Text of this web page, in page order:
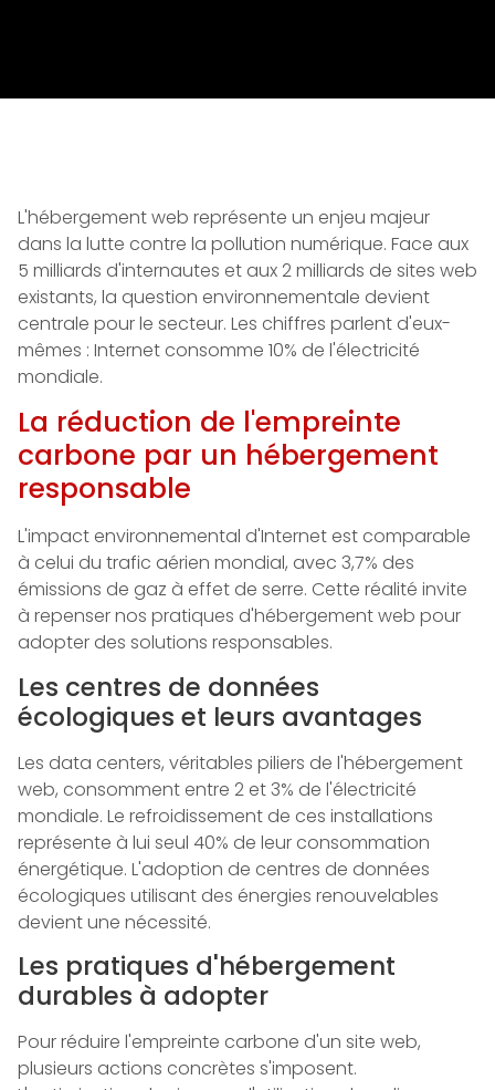
L'hébergement web représente un enjeu majeur
dans la lutte contre la pollution numérique. Face aux
5 milliards d'internautes et aux 2 milliards de sites web
existants, la question environnementale devient
centrale pour le secteur. Les chiffres parlent d'eux-
mêmes : Internet consomme 10% de l'électricité
mondiale.
La réduction de l'empreinte
carbone par un hébergement
responsable
L'impact environnemental d'Internet est comparable
à celui du trafic aérien mondial, avec 3,7% des
émissions de gaz à effet de serre. Cette réalité invite
à repenser nos pratiques d'hébergement web pour
adopter des solutions responsables.
Les centres de données
écologiques et leurs avantages
Les data centers, véritables piliers de l'hébergement
web, consomment entre 2 et 3% de l'électricité
mondiale. Le refroidissement de ces installations
représente à lui seul 40% de leur consommation
énergétique. L'adoption de centres de données
écologiques utilisant des énergies renouvelables
devient une nécessité.
Les pratiques d'hébergement
durables à adopter
Pour réduire l'empreinte carbone d'un site web,
plusieurs actions concrètes s'imposent.